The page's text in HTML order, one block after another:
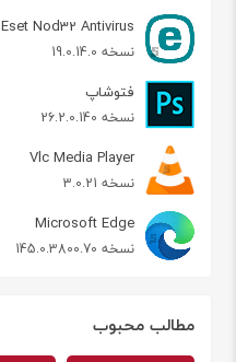
Eset Nod32 Antivirus
نسخه 19.0.14.0
فتوشاپ
نسخه 26.2.0.140
Vlc Media Player
نسخه 3.0.21
Microsoft Edge
نسخه 145.0.3800.70
مطالب محبوب